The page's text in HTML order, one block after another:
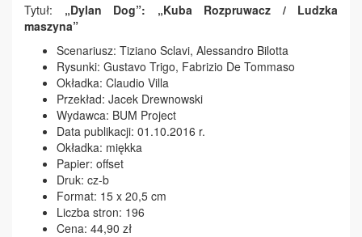
Tytuł: „Dylan Dog”: „Kuba Rozpruwacz / Ludzka
maszyna”
Scenariusz: Tiziano Sclavi, Alessandro Bilotta
Rysunki: Gustavo Trigo, Fabrizio De Tommaso
Okładka: Claudio Villa
Przekład: Jacek Drewnowski
Wydawca: BUM Project
Data publikacji: 01.10.2016 r.
Okładka: miękka
Papier: offset
Druk: cz-b
Format: 15 x 20,5 cm
Liczba stron: 196
Cena: 44,90 zł